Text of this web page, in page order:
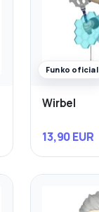
Funko oficial
Wirbel
13,90 EUR